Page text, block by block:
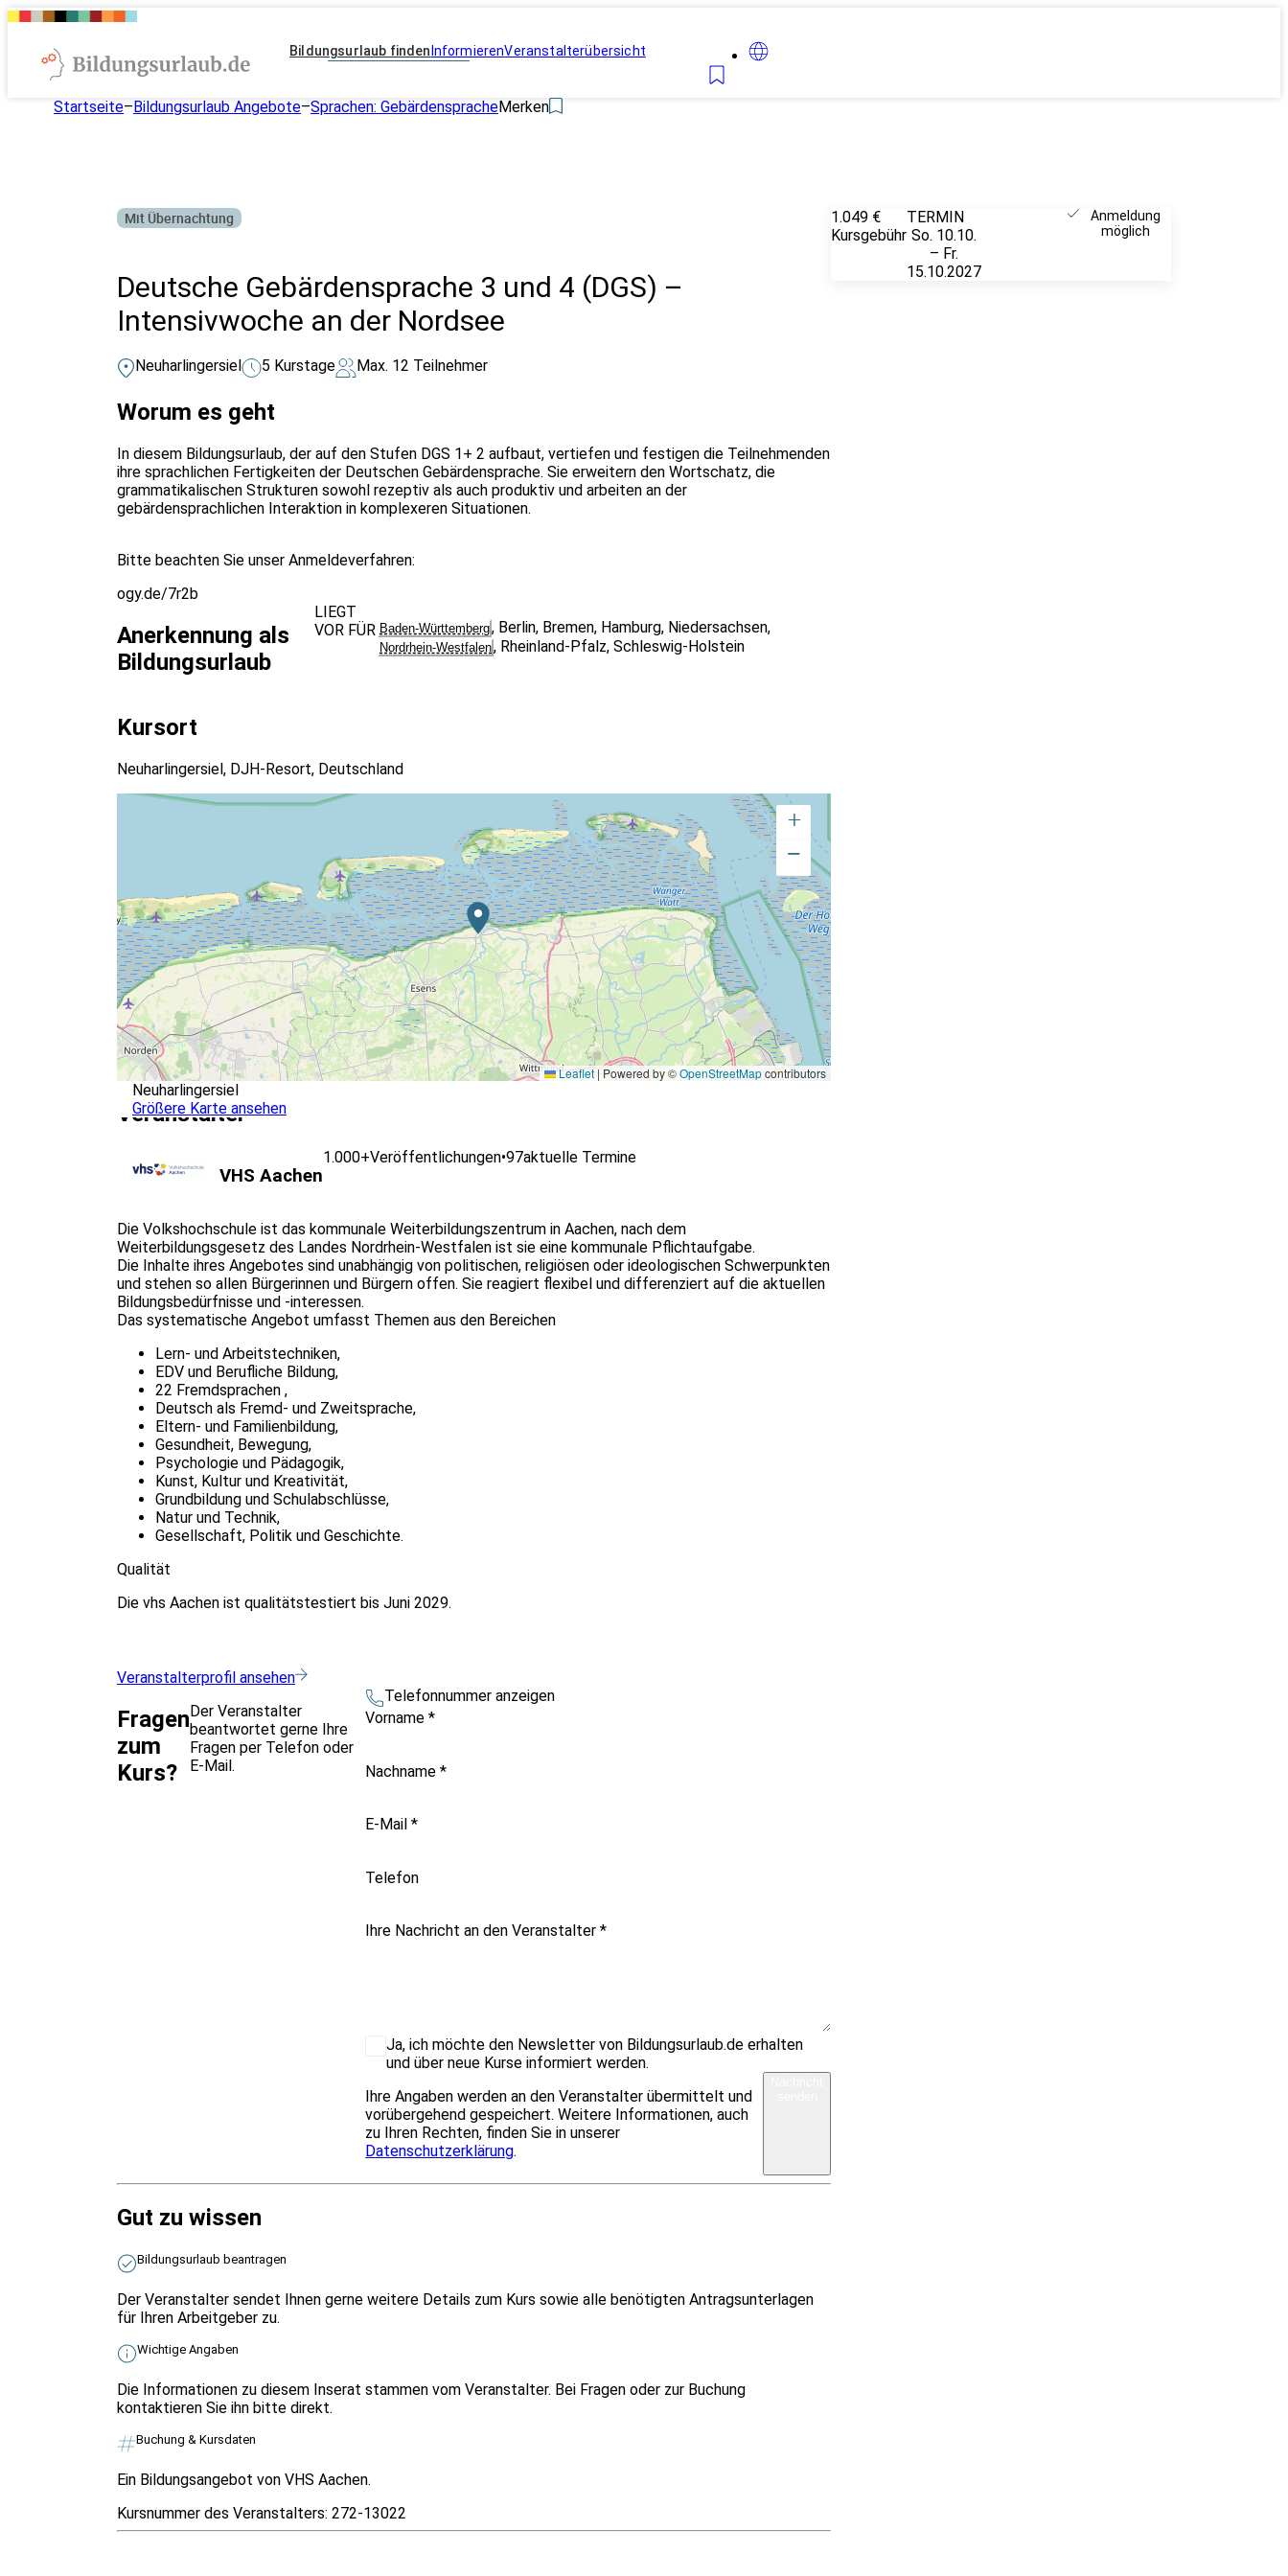
Bildungsurlaub finden InformierenVeranstalterübersicht
Startseite–Bildungsurlaub Angebote–Sprachen: GebärdenspracheMerken
Mit Übernachtung
Deutsche Gebärdensprache 3 und 4 (DGS) –
Intensivwoche an der Nordsee
Neuharlingersiel 5 Kurstage Max. 12 Teilnehmer
Worum es geht
In diesem Bildungsurlaub, der auf den Stufen DGS 1+ 2 aufbaut, vertiefen und festigen die Teilnehmenden
ihre sprachlichen Fertigkeiten der Deutschen Gebärdensprache. Sie erweitern den Wortschatz, die
grammatikalischen Strukturen sowohl rezeptiv als auch produktiv und arbeiten an der
gebärdensprachlichen Interaktion in komplexeren Situationen.
Bitte beachten Sie unser Anmeldeverfahren:
ogy.de/7r2b
Anerkennung als
Bildungsurlaub
LIEGT
VOR FÜR Baden-Württemberg, Berlin, Bremen, Hamburg, Niedersachsen,
Nordrhein-Westfalen, Rheinland-Pfalz,Schleswig-Holstein
Kursort
Neuharlingersiel, DJH-Resort, Deutschland
+
−
Leaflet | Powered by ©OpenStreetMapcontributors
Neuharlingersiel
Größere Karte ansehen
Veranstalter
VHS Aachen
1.000+Veröffentlichungen•97aktuelle Termine
Die Volkshochschule ist das kommunale Weiterbildungszentrum in Aachen, nach dem
Weiterbildungsgesetz des Landes Nordrhein-Westfalen ist sie eine kommunale Pflichtaufgabe.
Die Inhalte ihres Angebotes sind unabhängig von politischen, religiösen oder ideologischen Schwerpunkten
und stehen so allen Bürgerinnen und Bürgern offen. Sie reagiert flexibel und differenziert auf die aktuellen
Bildungsbedürfnisse und -interessen.
Das systematische Angebot umfasst Themen aus den Bereichen
Lern- und Arbeitstechniken,
EDV und Berufliche Bildung,
22 Fremdsprachen ,
Deutsch als Fremd- und Zweitsprache,
Eltern- und Familienbildung,
Gesundheit, Bewegung,
Psychologie und Pädagogik,
Kunst, Kultur und Kreativität,
Grundbildung und Schulabschlüsse,
Natur und Technik,
Gesellschaft, Politik und Geschichte.
Qualität
Die vhs Aachen ist qualitätstestiert bis Juni 2029.
Veranstalterprofil ansehen
Fragen
zum
Kurs?
Der Veranstalter
beantwortet gerne Ihre
Fragen per Telefon oder
E-Mail.
Telefonnummer anzeigen
Vorname*
Nachname*
E-Mail*
Telefon
Ihre Nachricht an den Veranstalter*
Ja, ich möchte den Newsletter von Bildungsurlaub.de erhalten
und über neue Kurse informiert werden.
Ihre Angaben werden an den Veranstalter übermittelt und
vorübergehend gespeichert. Weitere Informationen, auch
zu Ihren Rechten, finden Sie in unserer
Datenschutzerklärung.
Gut zu wissen
Bildungsurlaub beantragen
Der Veranstalter sendet Ihnen gerne weitere Details zum Kurs sowie alle benötigten Antragsunterlagen
für Ihren Arbeitgeber zu.
Wichtige Angaben
Die Informationen zu diesem Inserat stammen vom Veranstalter. Bei Fragen oder zur Buchung
kontaktieren Sie ihn bitte direkt.
Buchung & Kursdaten
Ein Bildungsangebot von VHS Aachen.
Kursnummer des Veranstalters: 272-13022
1.049 €
Kursgebühr
TERMIN
So. 10.10.
– Fr.
15.10.2027
Anmeldung
möglich